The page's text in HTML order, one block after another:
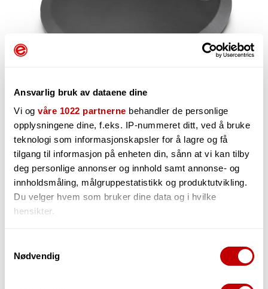
Ansvarlig bruk av dataene dine
Vi og våre 1022 partnerne behandler de personlige
opplysningene dine, f.eks. IP-nummeret ditt, ved å bruke
teknologi som informasjonskapsler for å lagre og få
tilgang til informasjon på enheten din, sånn at vi kan tilby
deg personlige annonser og innhold samt annonse- og
innholdsmåling, målgruppestatistikk og produktutvikling.
Du velger hvem som bruker dine data og i hvilke
hensikter.
Innhente informasjon om den geografiske
Nødvendig
597,-